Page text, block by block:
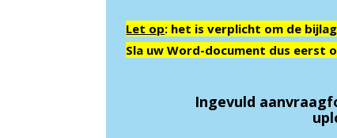
Let op: het is verplicht om de
Sla uw Word-document dus eerst
Ingevuld